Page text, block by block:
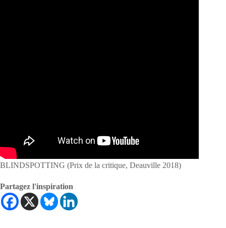
BLINDSPOTTING (Prix de la critique, Deauville 2018)
Partagez l'inspiration